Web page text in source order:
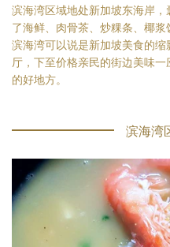
滨海湾区域地处新加坡东海岸
了海鲜、肉骨茶、炒粿条、椰浆
滨海湾可以说是新加坡美食的
厅，下至价格亲民的街边美味
的好地方。
滨海湾